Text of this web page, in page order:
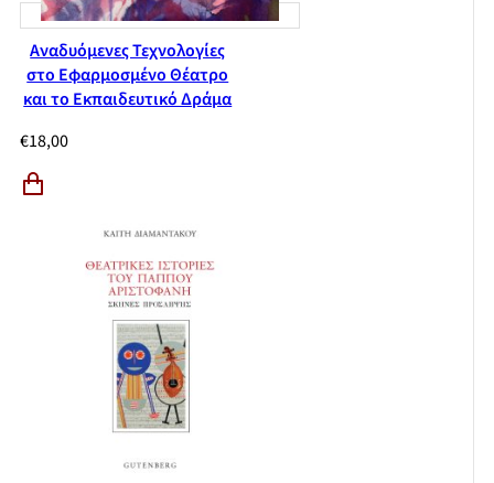
Αναδυόμενες Τεχνολογίες
στο Εφαρμοσμένο Θέατρο
και το Εκπαιδευτικό Δράμα
€18,00